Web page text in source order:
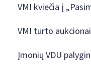
VMI kviečia į
VMI turto aukcionai
Įmonių VDU